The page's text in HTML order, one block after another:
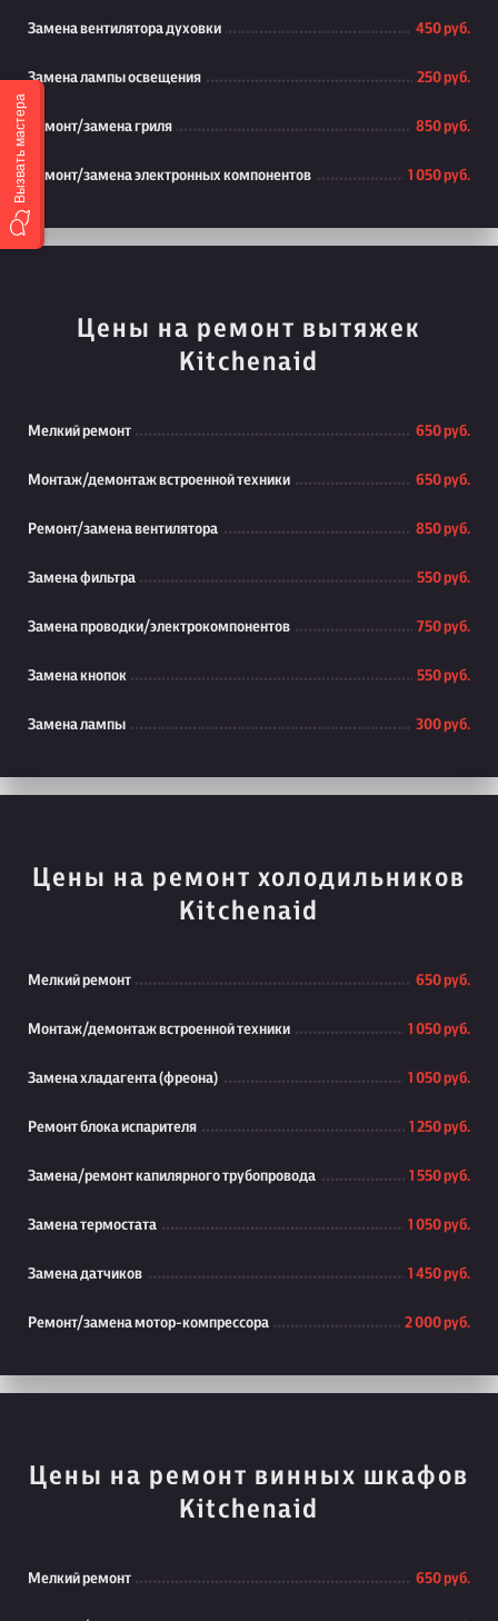
Замена вентилятора духовки 450 руб.
Замена лампы освещения 250 руб.
Ремонт/замена гриля 850 руб.
Ремонт/замена электронных компонентов 1 050 руб.
Цены на ремонт вытяжек
Kitchenaid
Мелкий ремонт 650 руб.
Монтаж/демонтаж встроенной техники 650 руб.
Ремонт/замена вентилятора 850 руб.
Замена фильтра 550 руб.
Замена проводки/электрокомпонентов 750 руб.
Замена кнопок 550 руб.
Замена лампы 300 руб.
Цены на ремонт холодильников
Kitchenaid
Мелкий ремонт 650 руб.
Монтаж/демонтаж встроенной техники 1 050 руб.
Замена хладагента (фреона) 1 050 руб.
Ремонт блока испарителя 1 250 руб.
Замена/ремонт капилярного трубопровода 1 550 руб.
Замена термостата 1 050 руб.
Замена датчиков 1 450 руб.
Ремонт/замена мотор-компрессора 2 000 руб.
Цены на ремонт винных шкафов
Kitchenaid
Мелкий ремонт 650 руб.
Вызвать мастера